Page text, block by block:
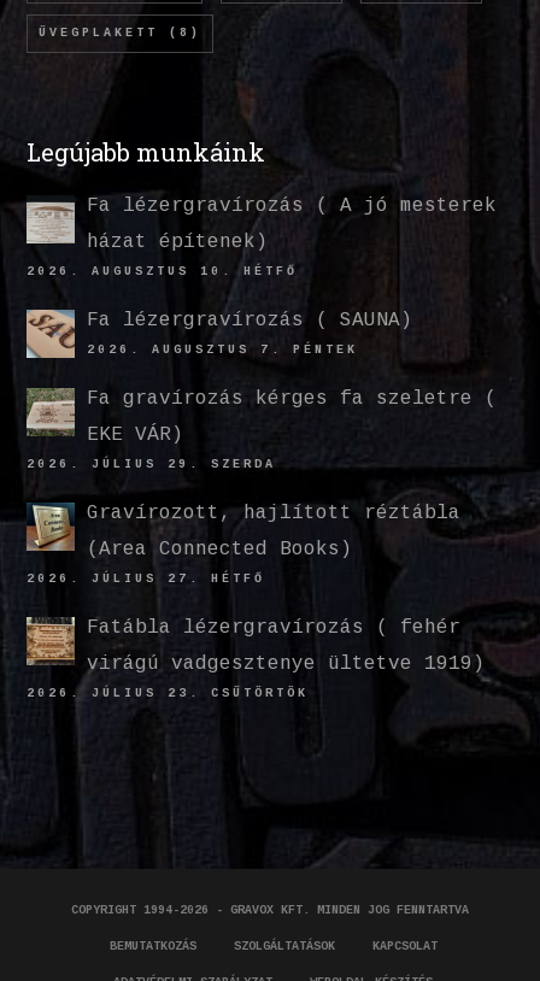
ÜVEGPLAKETT (8)
Legújabb munkáink
Fa lézergravírozás ( A jó mesterek
házat építenek)
2026. AUGUSZTUS 10. HÉTFŐ
Fa lézergravírozás ( SAUNA)
2026. AUGUSZTUS 7. PÉNTEK
Fa gravírozás kérges fa szeletre (
EKE VÁR)
2026. JÚLIUS 29. SZERDA
Gravírozott, hajlított réztábla
(Area Connected Books)
2026. JÚLIUS 27. HÉTFŐ
Fatábla lézergravírozás ( fehér
virágú vadgesztenye ültetve 1919)
2026. JÚLIUS 23. CSÜTÖRTÖK
COPYRIGHT 1994-2026 - GRAVOX KFT. MINDEN JOG FENNTARTVA
BEMUTATKOZÁS SZOLGÁLTATÁSOK KAPCSOLAT